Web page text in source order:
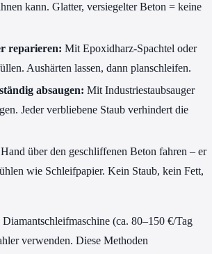
kann. Glatter, versiegelter Beton = keine
reparieren: Mit Epoxidharz-Spachtel oder
Aushärten lassen, dann planschleifen.
absaugen: Mit Industriestaubsauger
Jeder verbliebene Staub verhindert die
Hand über den geschliffenen Beton fahren – er
wie Schleifpapier. Kein Staub, kein Fett,
Diamantschleifmaschine (ca. 80–150 €/Tag
verwenden. Diese Methoden